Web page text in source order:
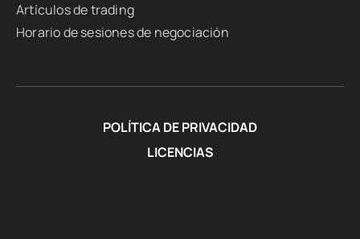
Artículos de trading
Horario de sesiones de negociación
POLÍTICA DE PRIVACIDAD
LICENCIAS